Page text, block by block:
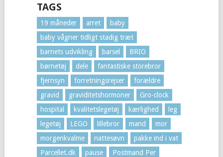
TAGS
19 måneder arret
baby
baby vågner tidligt stadig træt
barnets udvikling
barsel
BRIO
børnetøj
dele
fantastiske storebror
fjernsyn
forretningsrejser
forældre
gravid
graviditetshormoner
Gro-clock
hospital
kvalitetslegetøj kærlighed
leg
legetøj
LEGO lillebror mand
mor
morgenkvalme
nattesøvn
pakke ind i vat
Parcellet.dk
pause
Postmand Per